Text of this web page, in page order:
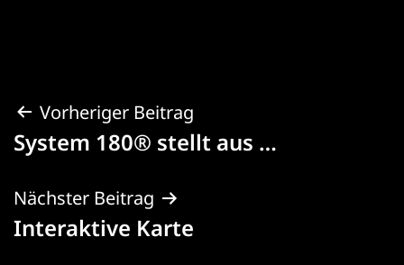
Beitragsnavigation
Vorheriger Beitrag
System 180® stellt aus …
Nächster Beitrag
Interaktive Karte